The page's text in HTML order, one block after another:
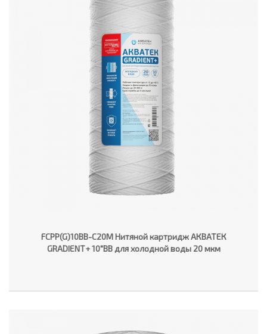
FCPP(G)10BB-C20M Нитяной картридж АКВАТЕК
GRADIENT+ 10"ВВ для холодной воды 20 мкм